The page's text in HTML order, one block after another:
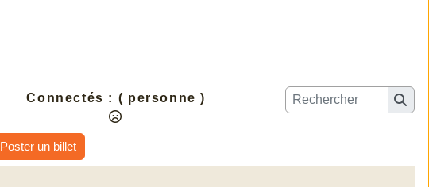
Connectés : ( personne )
Poster un billet